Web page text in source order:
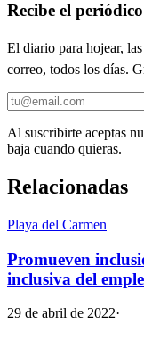
Recibe el
El diario para hojear,
correo, todos los días.
Al suscribirte aceptas
baja cuando quieras.
Relacionadas
Playa del Carmen
Promueven
inclusiva del
29 de abril de 2022·